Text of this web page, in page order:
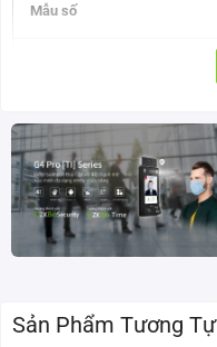
Mẫu số
Tiếp điểm
Điện áp đầu vào
Kích thước
Sản Phẩm Tương Tự